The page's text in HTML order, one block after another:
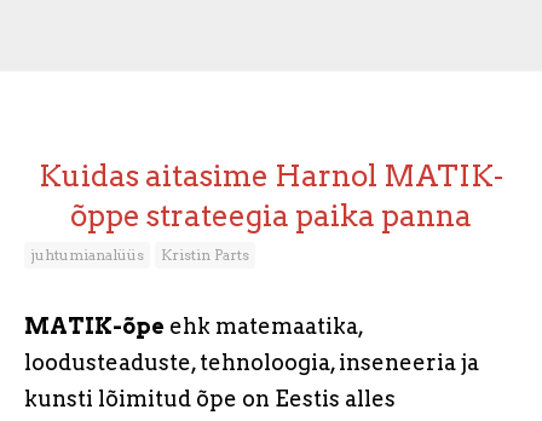
Kuidas aitasime Harnol MATIK-
õppe strateegia paika panna
juhtumianalüüs Kristin Parts
MATIK-õpe ehk matemaatika,
loodusteaduste, tehnoloogia, inseneeria ja
kunsti lõimitud õpe on Eestis alles